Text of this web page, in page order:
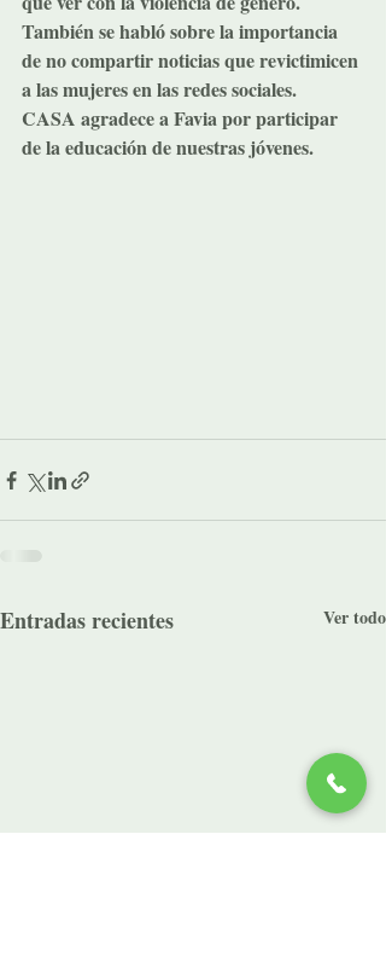
También se habló sobre la importancia
de no compartir noticias que revictimicen
a las mujeres en las redes sociales.
CASA agradece a Favia por participar
de la educación de nuestras jóvenes.
Entradas recientes Ver todo